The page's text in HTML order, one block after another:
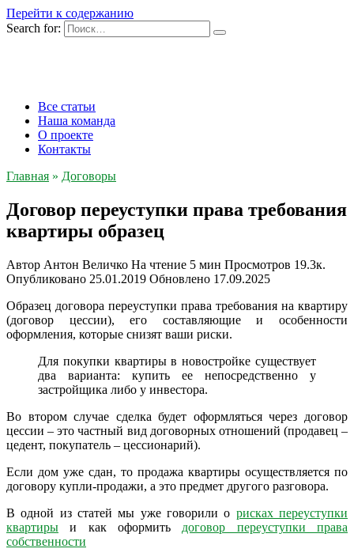
Перейти к содержанию
Search for:
Все статьи
Наша команда
О проекте
Контакты
Главная » Договоры
Договор переуступки права требования
квартиры образец
Автор Антон Величко На чтение 5 мин Просмотров 19.3к.
Опубликовано 25.01.2019 Обновлено 17.09.2025
Образец договора переуступки права требования на квартиру
(договор цессии), его составляющие и особенности
оформления, которые снизят ваши риски.
Для покупки квартиры в новостройке существует
два варианта: купить ее непосредственно у
застройщика либо у инвестора.
Во втором случае сделка будет оформляться через договор
цессии – это частный вид договорных отношений (продавец –
цедент, покупатель – цессионарий).
Если дом уже сдан, то продажа квартиры осуществляется по
договору купли-продажи, а это предмет другого разговора.
В одной из статей мы уже говорили о рисках переуступки
квартиры и как оформить договор переуступки права
собственности